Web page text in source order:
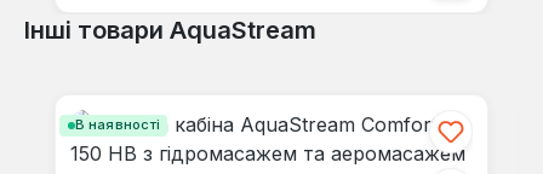
Інші товари AquaStream
В наявності